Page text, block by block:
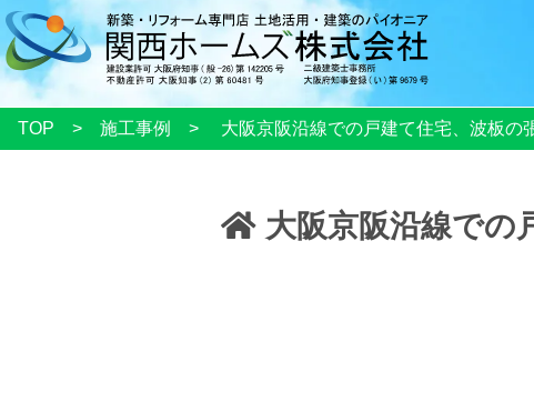
TOP 施工事例 大阪京阪沿線での戸建て住宅、波板の
大阪京阪沿線での